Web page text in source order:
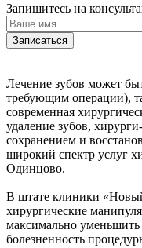
Запишитесь на
Лечение зубов может
требующим операции),
современная
удаление зубов,
сохранением и
широкий спектр услуг
Одинцово.
В штате клиники
хирургические
максимально
болезненность